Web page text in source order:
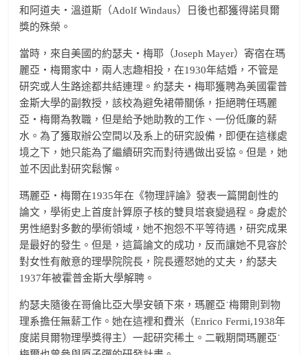
和阿道夫‧溫道斯（Adolf Windaus）日後也都獲得諾貝爾
獎的殊榮。
當時，來自美國的約瑟夫‧梅耶（Joseph Mayer）寄宿在瑪
麗亞‧梅爾家中，兩人志趣相投，在1930年結婚，不管是
研究或人生路途都共結連理。約瑟夫‧梅耶獲聘為美國霍普
金斯大學的副教授，該校為避免裙帶關係，拒絕聘任瑪麗
亞‧梅爾為教職，但是給予她助教的工作、一份低廉的薪
水。為了獲取辦公空間以及系上的研究設備，即便在這樣處
境之下，她只能為了繼續研究而對待遇做出妥協。但是，她
並不因此對研究鬆懈。
瑪麗亞‧梅爾在1935年在《物理評論》發表一篇開創性的
論文，學術史上首度計算原子核的雙貝塔衰變過程。身處於
男性絕對多數的學術領域，她不抱怨不平等待遇，研究成果
是最好的發生。但是，這篇論文的成功，反而讓她不見容於
對女性有敵意的理學院院長，院長遷怒她的丈夫，約瑟夫
1937年被霍普金斯大學解聘。
約瑟夫隨後在哥倫比亞大學安頓下來，瑪麗亞˙梅爾則到物
理系擔任無薪工作。她在這裡和費米（Enrico Fermi,1938年
度諾貝爾物理學獎得主）一起研究稀土。二戰期間瑪麗亞˙